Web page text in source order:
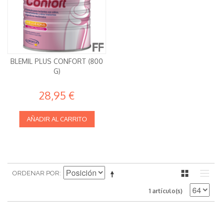
BLEMIL PLUS CONFORT (800
G)
28,95 €
AÑADIR AL CARRITO
ORDENAR POR
1 artículo(s)